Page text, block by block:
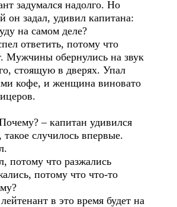
задумался надолго. Но
он задал, удивил капитана:
на самом деле?
ответить, потому что
Мужчины обернулись на звук
стоящую в дверях. Упал
кофе, и женщина виновато
– капитан удивился
случилось впервые.
потому что разжались
потому что что-то
в это время будет на